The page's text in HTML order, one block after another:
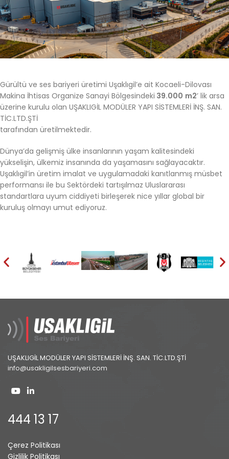
Gürültü ve ses bariyeri üretimi Uşaklıgil’e ait Kocaeli-Dilovası
Makina İhtisas Organize Sanayi Bölgesindeki 39.000 m2’ lik arsa
üzerine kurulu olan UŞAKLIGİL MODÜLER YAPI SİSTEMLERİ İNŞ. SAN.
TİC.LTD.ŞTİ
tarafından üretilmektedir.
Dünya’da gelişmiş ülke insanlarının yaşam kalitesindeki
yükselişin, ülkemiz insanında da yaşamasını sağlayacaktır.
Uşaklıgil’in üretim imalat ve uygulamadaki kanıtlanmış müsbet
performansı ile bu Sektördeki tartışılmaz Uluslararası
standartlara uyum ciddiyeti birleşerek nice yıllar global bir
kuruluş olmayı umut ediyoruz.
UŞAKLIGİL MODÜLER YAPI SİSTEMLERİ İNŞ. SAN. TİC.LTD.ŞTİ
info@usakligilsesbariyeri.com
444 13 17
Çerez Politikası
Gizlilik Politikası